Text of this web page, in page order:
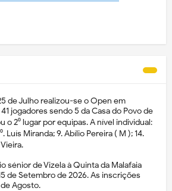
de Julho realizou-se o Open em
jogadores sendo 5 da Casa do Povo de
o 2⁰ lugar por equipas. A nível individual:
Luís Miranda; 9. Abílio Pereira ( M ); 14.
sénior de Vizela à Quinta da Malafaia
de Setembro de 2026. As inscrições
de Agosto.